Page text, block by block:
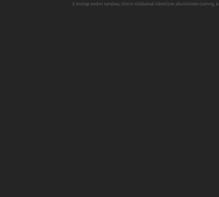
A honlap eredeti tartalma, illetve oldalainak bármilyen alkotóeleme (szöveg,